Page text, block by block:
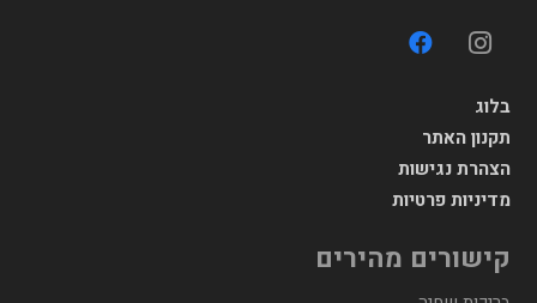
בלוג
תקנון האתר
הצהרת נגישות
מדיניות פרטיות
קישורים מהירים